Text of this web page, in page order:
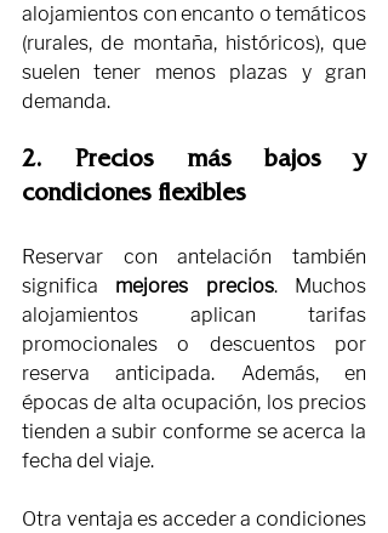
alojamientos con encanto o temáticos
(rurales, de montaña, históricos), que
suelen tener menos plazas y gran
demanda.
2. Precios más bajos y
condiciones flexibles
Reservar con antelación también
significa mejores precios. Muchos
alojamientos aplican tarifas
promocionales o descuentos por
reserva anticipada. Además, en
épocas de alta ocupación, los precios
tienden a subir conforme se acerca la
fecha del viaje.
Otra ventaja es acceder a condiciones